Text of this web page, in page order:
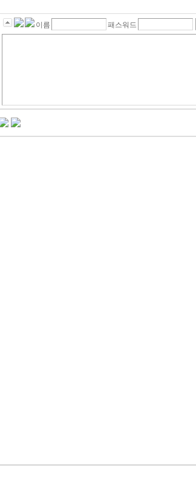
이름 패스워드